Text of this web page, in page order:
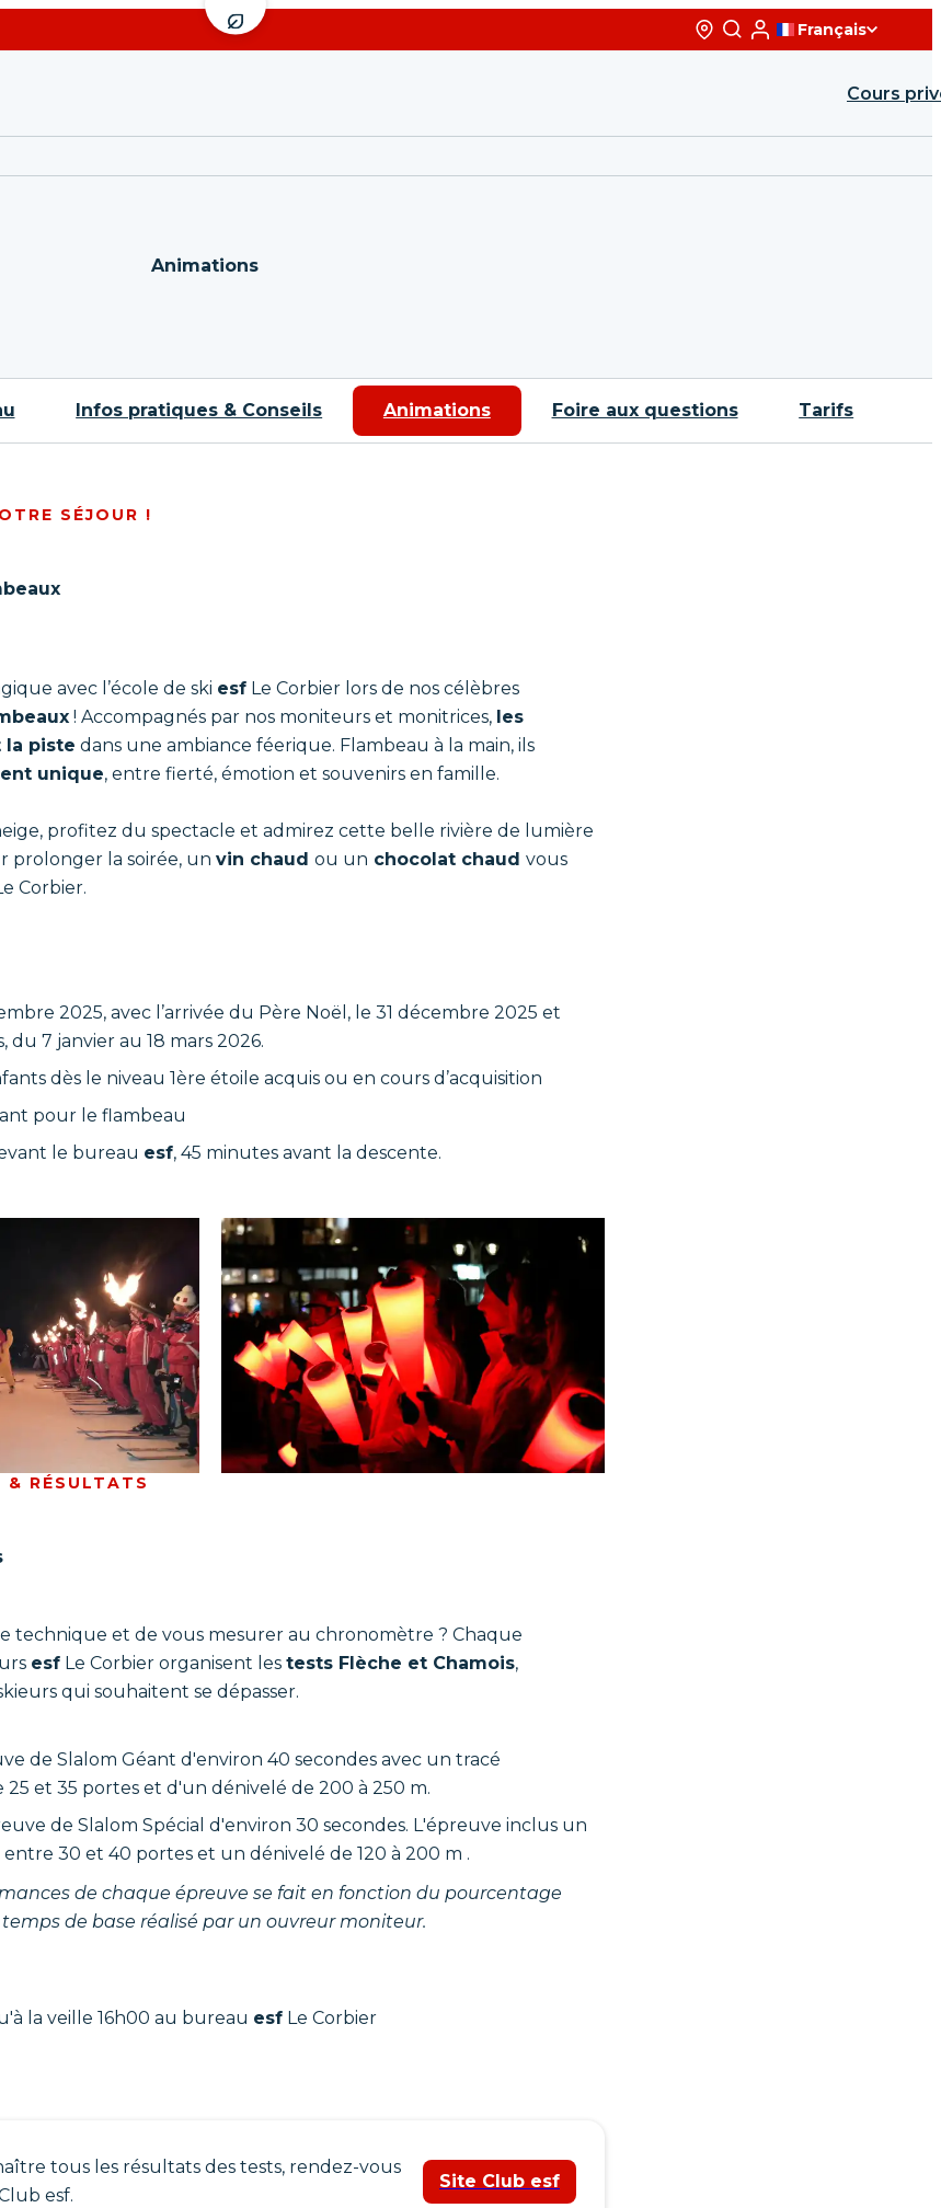
Français
Team Étoiles
Cours de Snowboard
Stage Compétition
Cours de Snowboard
Cours
Animations
Infos pratiques & Conseils Animations Foire aux questions Tarifs
SÉJOUR !
avec l’école de ski esf Le Corbier lors de nos célèbres
! Accompagnés par nos moniteurs et monitrices, les
la piste dans une ambiance féerique. Flambeau à la main, ils
unique, entre fierté, émotion et souvenirs en famille.
profitez du spectacle et admirez cette belle rivière de lumière
prolonger la soirée, un vin chaud ou un chocolat chaud vous
Corbier.
2025, avec l’arrivée du Père Noël, le 31 décembre 2025 et
du 7 janvier au 18 mars 2026.
dès le niveau 1ère étoile acquis ou en cours d’acquisition
pour le flambeau
le bureau esf, 45 minutes avant la descente.
& RÉSULTATS
technique et de vous mesurer au chronomètre ? Chaque
esf Le Corbier organisent les tests Flèche et Chamois,
qui souhaitent se dépasser.
de Slalom Géant d'environ 40 secondes avec un tracé
et 35 portes et d'un dénivelé de 200 à 250 m.
de Slalom Spécial d'environ 30 secondes. L'épreuve inclus un
30 et 40 portes et un dénivelé de 120 à 200 m .
de chaque épreuve se fait en fonction du pourcentage
de base réalisé par un ouvreur moniteur.
la veille 16h00 au bureau esf Le Corbier
tous les résultats des tests, rendez-vous
esf.
Site Club esf